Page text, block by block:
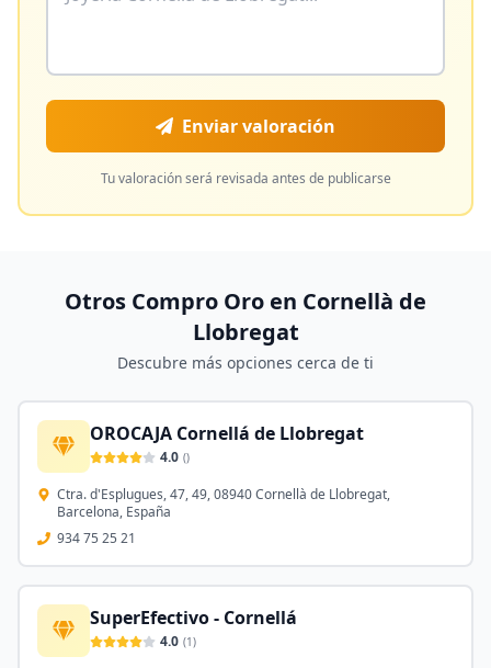
Enviar valoración
Tu valoración será revisada antes de publicarse
Otros Compro Oro en Cornellà de
Llobregat
Descubre más opciones cerca de ti
OROCAJA Cornellá de Llobregat
4.0 ()
Ctra. d'Esplugues, 47, 49, 08940 Cornellà de Llobregat,
Barcelona, España
934 75 25 21
SuperEfectivo - Cornellá
4.0 (1)